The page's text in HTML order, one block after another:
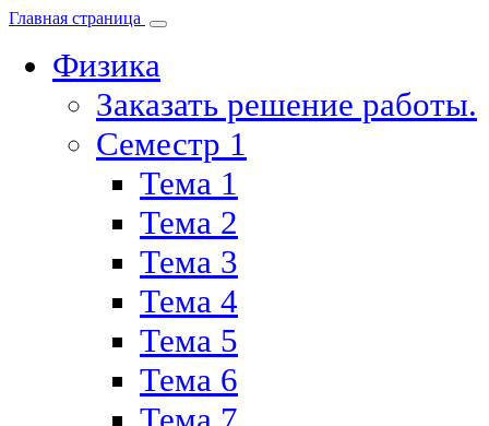
Главная страница
Физика
Заказать решение работы.
Семестр 1
Тема 1
Тема 2
Тема 3
Тема 4
Тема 5
Тема 6